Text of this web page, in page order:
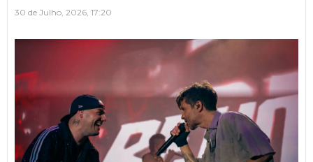
30 de Julho, 2026, 17:20